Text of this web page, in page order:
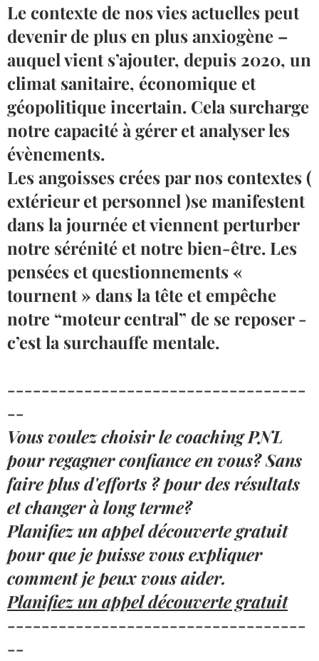
Le contexte de nos vies actuelles peut
devenir de plus en plus anxiogène –
auquel vient s’ajouter, depuis 2020, un
climat sanitaire, économique et
géopolitique incertain. Cela surcharge
notre capacité à gérer et analyser les
évènements.
Les angoisses crées par nos contextes (
extérieur et personnel )se manifestent
dans la journée et viennent perturber
notre sérénité et notre bien-être. Les
pensées et questionnements «
tournent » dans la tête et empêche
notre “moteur central” de se reposer -
c’est la surchauffe mentale.
-----------------------------------
--
Vous voulez choisir le coaching PNL
pour regagner confiance en vous? Sans
faire plus d'efforts ? pour des résultats
et changer à long terme?
Planifiez un appel découverte gratuit
pour que je puisse vous expliquer
comment je peux vous aider.
Planifiez un appel découverte gratuit
-----------------------------------
--